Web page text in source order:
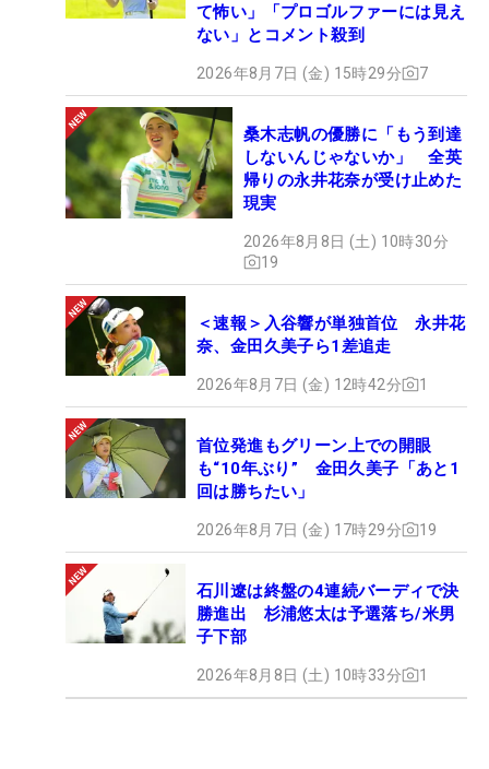
て怖い」「プロゴルファーには見え
ない」とコメント殺到
2026年8月7日 (金) 15時29分 7
桑木志帆の優勝に「もう到達
しないんじゃないか」 全英
帰りの永井花奈が受け止めた
現実
2026年8月8日 (土) 10時30分
19
＜速報＞入谷響が単独首位 永井花
奈、金田久美子ら1差追走
2026年8月7日 (金) 12時42分 1
首位発進もグリーン上での開眼
も“10年ぶり” 金田久美子「あと1
回は勝ちたい」
2026年8月7日 (金) 17時29分 19
石川遼は終盤の4連続バーディで決
勝進出 杉浦悠太は予選落ち/米男
子下部
2026年8月8日 (土) 10時33分 1